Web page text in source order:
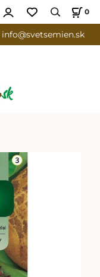
0
info@svetsemien.sk